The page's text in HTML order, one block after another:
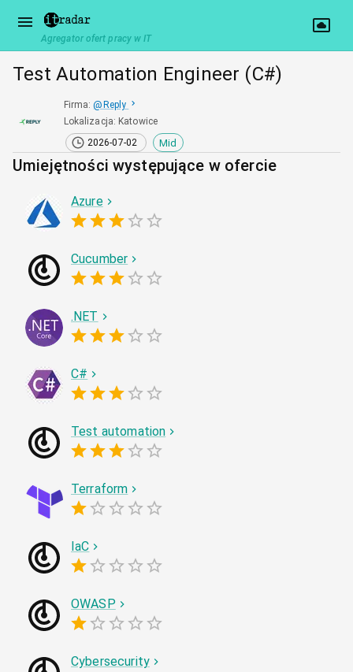
Agregator ofert pracy w IT
Test Automation Engineer (C#)
Firma: @ Reply
Lokalizacja: Katowice
2026-07-02
Mid
Umiejętności występujące w ofercie
Azure
Cucumber
.NET
C#
Test automation
Terraform
IaC
OWASP
Cybersecurity